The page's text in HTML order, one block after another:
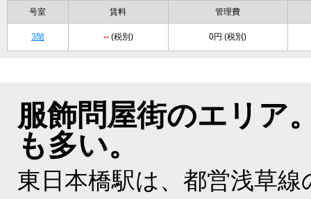
号室 賃料 管理費
3階 -- (税別) 0円 (税別)
服飾問屋街のエリア
も多い。
東日本橋駅は、都営浅草線